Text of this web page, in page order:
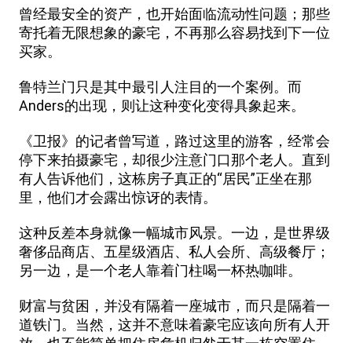
曾经最安全的资产，也开始面临流动性问题；那些
寄托着无限想象的豪宅，不再那么容易找到下一位
买家。
鲁特兰门只是其中最引人注目的一个案例。而
Anders的出现，则让这种变化变得具象起来。
《卫报》的记者曾写道，路过这里的游客，经常会
停下来拍摄豪宅，却很少注意门口那个老人。直到
有人告诉他们，这栋房子真正的“居民”正坐在那
里，他们才会露出惊讶的表情。
这种反差本身就像一幅城市风景。一边，是世界级
奢侈品商店、五星级酒店、私人会所、高级餐厅；
另一边，是一个老人靠着门柱喝一杯热咖啡。
财富与贫困，并没有隔着一座城市，而只是隔着一
道铁门。当然，这并不意味着豪宅应该向所有人开